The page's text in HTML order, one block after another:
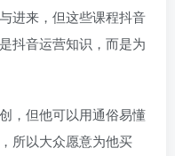
进来，但这些课程抖音
抖音运营知识，而是为
，但他可以用通俗易懂
所以大众愿意为他买